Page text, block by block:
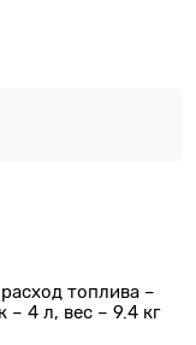
топлива –
– 4 л, вес – 9.4 кг